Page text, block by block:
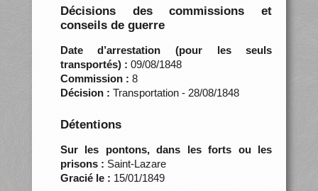
Décisions des commissions et
conseils de guerre
Date d’arrestation (pour les seuls
transportés) : 09/08/1848
Commission : 8
Décision : Transportation - 28/08/1848
Détentions
Sur les pontons, dans les forts ou les
prisons : Saint-Lazare
Gracié le : 15/01/1849